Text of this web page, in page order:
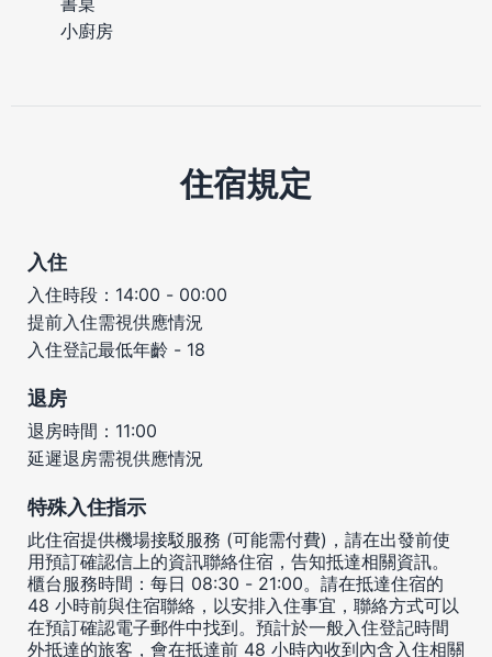
小廚房
住宿規定
入住
入住時段：14:00 - 00:00
提前入住需視供應情況
入住登記最低年齡 - 18
退房
退房時間：11:00
延遲退房需視供應情況
特殊入住指示
此住宿提供機場接駁服務 (可能需付費)，請在出發前使
用預訂確認信上的資訊聯絡住宿，告知抵達相關資訊。
櫃台服務時間：每日 08:30 - 21:00。請在抵達住宿的
48 小時前與住宿聯絡，以安排入住事宜，聯絡方式可以
在預訂確認電子郵件中找到。預計於一般入住登記時間
外抵達的旅客，會在抵達前 48 小時內收到內含入住相關